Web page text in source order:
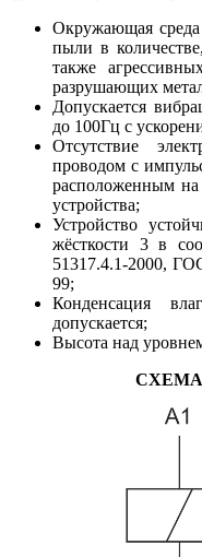
Окружающая среда
пыли в
также
разрушающих
Допускается
до 100Гц с
Отсутствие
проводом с
расположенным на
устройства;
Устройство
жёсткости 3 в
51317.4.1-2000,
99;
Конденсация
допускается;
Высота над